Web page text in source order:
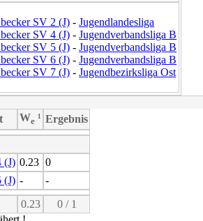
SV 2 (J) -Jugendlandesliga
SV 4 (J) -Jugendverbandsliga B
SV 5 (J) -Jugendverbandsliga B
SV 6 (J) -Jugendverbandsliga B
SV 7 (J) -Jugendbezirksliga Ost
We ¹ Ergebnis
(J) 0.23 0
(J) -
-
0.23
0 / 1